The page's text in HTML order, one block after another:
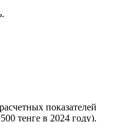
показателей
тенге в 2024 году).